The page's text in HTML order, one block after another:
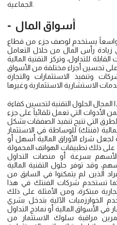
- أسواق المال
واسعاً يستخدم لوصف جزء من قطاع
زيادة رأس المال من خلال التعامل
للتداول، وتركز التقنية المالية
تحسين أجزاء مختلفة من الأسواق
وتنفيذ الاستثمارات والتجارة
الحلول التقنية لتحسين كفاءة
الأدوات التي تعمل تلقائياً على جزء
التي تتيح تنفيذ الصفقات بشكل
(فنتك) للوساطة في الاستثمار
لجعل شراء الأوراق المالية أسهل أو
على ذلك تطبيقات الهواتف المحمولة
بسرعة أو منصات التداول
وقد توفر حلول التقنية المالية
الذين لم يتمكنوا في السابق من
تستخدم شركات الفنتك في هذا
مبتكرة، ومن الأمثلة على ذلك
الخوارزميات الآلية بتدخل بشري
الأسواق المالية أو نماذج التداول
مراقبة سلوك الاستثمار من